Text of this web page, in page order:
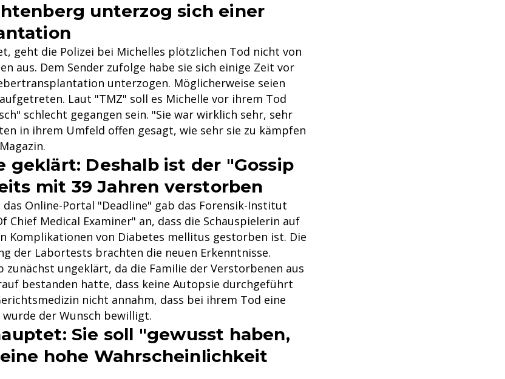
unterzog sich einer
geht die Polizei bei Michelles plötzlichen Tod nicht von
aus. Dem Sender zufolge habe sie sich einige Zeit vor
unterzogen. Möglicherweise seien
Laut "TMZ" soll es Michelle vor ihrem Tod
schlecht gegangen sein. "Sie war wirklich sehr, sehr
in ihrem Umfeld offen gesagt, wie sehr sie zu kämpfen
geklärt: Deshalb ist der "Gossip
mit 39 Jahren verstorben
Online-Portal "Deadline" gab das Forensik-Institut
Chief Medical Examiner" an, dass die Schauspielerin auf
Komplikationen von Diabetes mellitus gestorben ist. Die
der Labortests brachten die neuen Erkenntnisse.
zunächst ungeklärt, da die Familie der Verstorbenen aus
bestanden hatte, dass keine Autopsie durchgeführt
nicht annahm, dass bei ihrem Tod eine
der Wunsch bewilligt.
Sie soll "gewusst haben,
hohe Wahrscheinlichkeit